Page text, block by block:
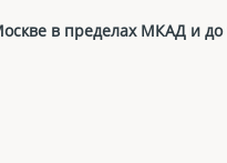
в пределах МКАД и